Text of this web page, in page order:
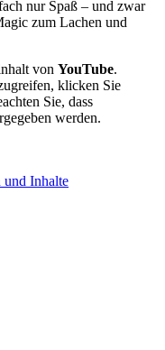
nur Spaß – und zwar
zum Lachen und
von YouTube.
klicken Sie
Sie, dass
werden.
und Inhalte